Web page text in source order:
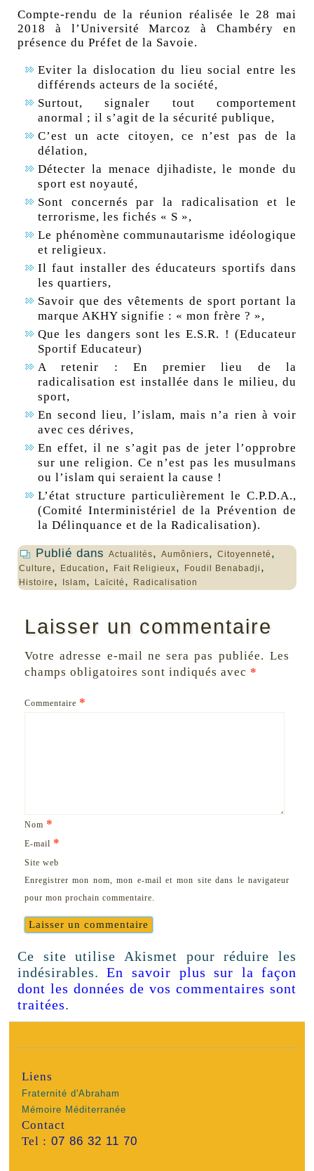
Compte-rendu de la réunion réalisée le 28 mai
2018 à l’Université Marcoz à Chambéry en
présence du Préfet de la Savoie.
Eviter la dislocation du lieu social entre les
différends acteurs de la société,
Surtout, signaler tout comportement
anormal ; il s’agit de la sécurité publique,
C’est un acte citoyen, ce n’est pas de la
délation,
Détecter la menace djihadiste, le monde du
sport est noyauté,
Sont concernés par la radicalisation et le
terrorisme, les fichés « S »,
Le phénomène communautarisme idéologique
et religieux.
Il faut installer des éducateurs sportifs dans
les quartiers,
Savoir que des vêtements de sport portant la
marque AKHY signifie : « mon frère ? »,
Que les dangers sont les E.S.R. ! (Educateur
Sportif Educateur)
A retenir : En premier lieu de la
radicalisation est installée dans le milieu, du
sport,
En second lieu, l’islam, mais n’a rien à voir
avec ces dérives,
En effet, il ne s’agit pas de jeter l’opprobre
sur une religion. Ce n’est pas les musulmans
ou l’islam qui seraient la cause !
L’état structure particulièrement le C.P.D.A.,
(Comité Interministériel de la Prévention de
la Délinquance et de la Radicalisation).
Publié dans Actualités, Aumôniers, Citoyenneté ,
Culture , Education , Fait Religieux, Foudil Benabadji ,
Histoire , Islam, Laïcité , Radicalisation
Laisser un commentaire
Votre adresse e-mail ne sera pas publiée. Les
champs obligatoires sont indiqués avec *
Commentaire *
Nom *
E-mail *
Site web
Enregistrer mon nom, mon e-mail et mon site dans le navigateur
pour mon prochain commentaire.
Ce site utilise Akismet pour réduire les
indésirables.En savoir plus sur la façon
dont les données de vos commentaires sont
traitées.
Liens
Fraternité d'Abraham
Mémoire Méditerranée
Contact
Tel : 07 86 32 11 70